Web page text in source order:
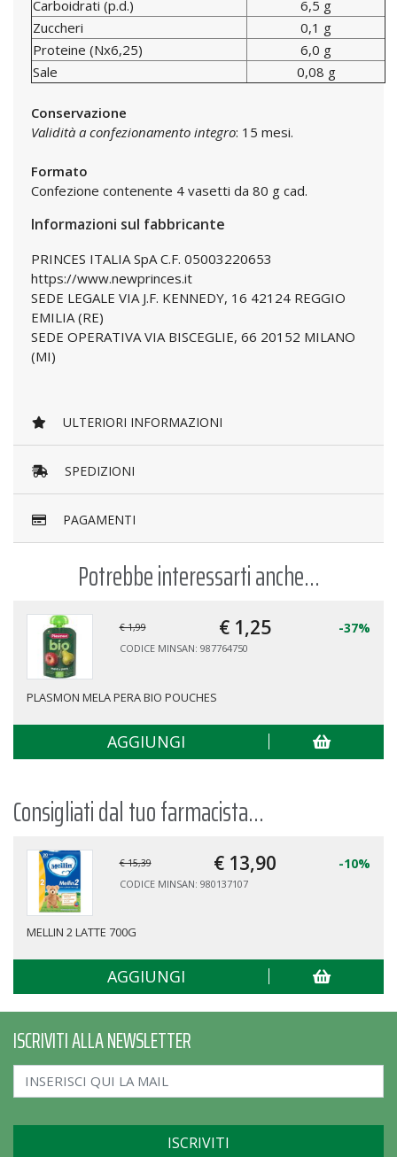
Carboidrati (p.d.)
6,5 g
Zuccheri
0,1 g
Proteine (Nx6,25)
6,0 g
Sale
0,08 g
Conservazione
Validità a confezionamento integro: 15 mesi.
Formato
Confezione contenente 4 vasetti da 80 g cad.
Informazioni sul fabbricante
PRINCES ITALIA SpA C.F. 05003220653
https://www.newprinces.it
SEDE LEGALE VIA J.F. KENNEDY, 16 42124 REGGIO
EMILIA (RE)
SEDE OPERATIVA VIA BISCEGLIE, 66 20152 MILANO
(MI)
ULTERIORI INFORMAZIONI
SPEDIZIONI
PAGAMENTI
Potrebbe interessarti anche...
€ 1,99 € 1,25 -37%
CODICE MINSAN: 987764750
PLASMON MELA PERA BIO POUCHES
AGGIUNGI
Consigliati dal tuo farmacista...
€ 15,39 € 13,90 -10%
CODICE MINSAN: 980137107
MELLIN 2 LATTE 700G
AGGIUNGI
ISCRIVITI ALLA NEWSLETTER